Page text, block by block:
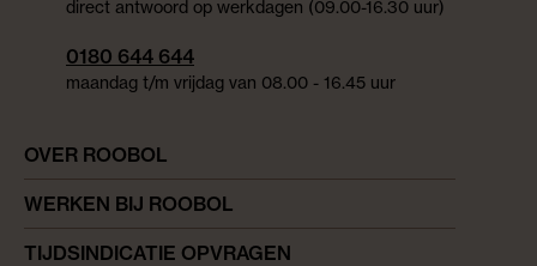
OVER ROOBOL
WERKEN BIJ ROOBOL
TIJDSINDICATIE OPVRAGEN
direct antwoord op werkdagen (09.00-16.30 uur)
0180 644 644
maandag t/m vrijdag van 08.00 - 16.45 uur